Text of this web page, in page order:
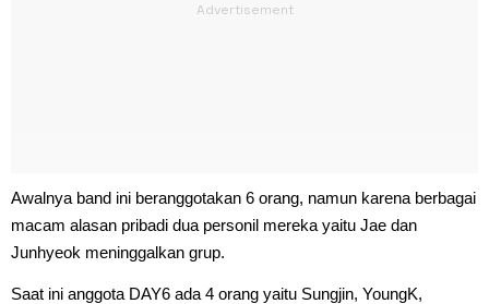
Awalnya band ini beranggotakan 6 orang, namun karena berbagai
macam alasan pribadi dua personil mereka yaitu Jae dan
Junhyeok meninggalkan grup.
Saat ini anggota DAY6 ada 4 orang yaitu Sungjin, YoungK,